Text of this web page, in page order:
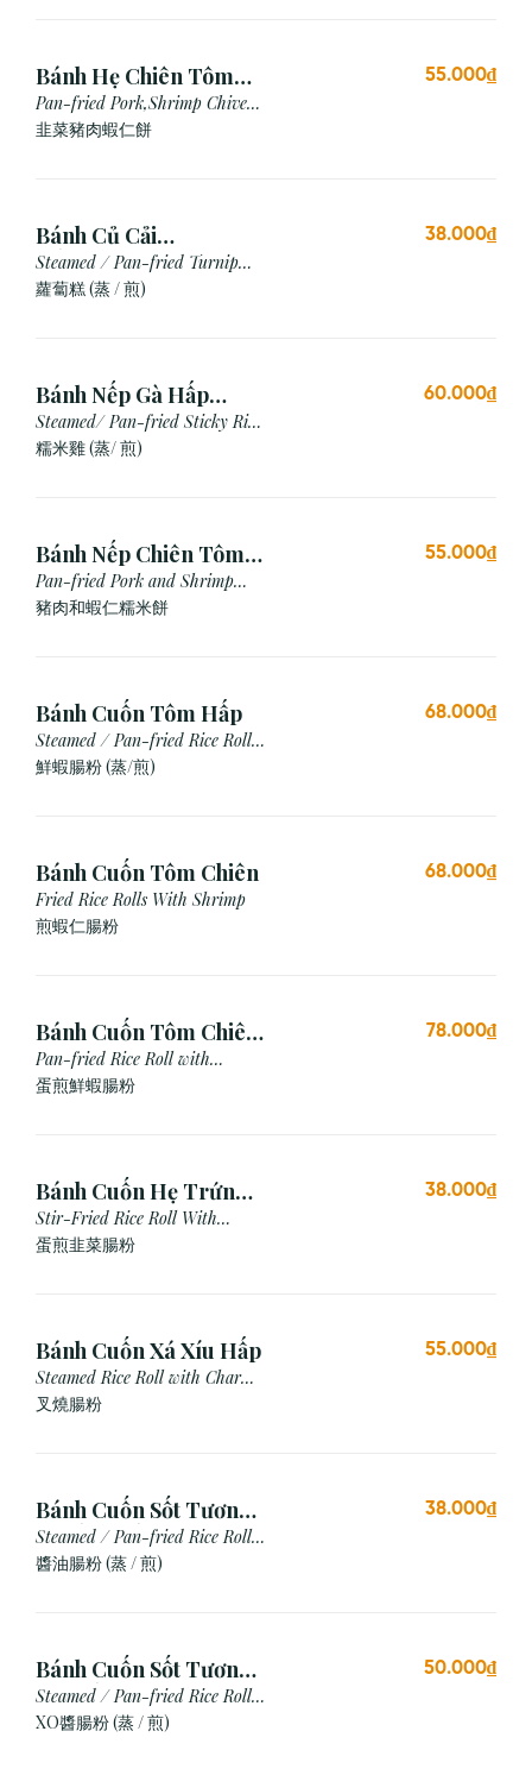
Bánh Hẹ Chiên Tôm
Thịt
Pan-fried Pork,Shrimp Chive
Cake
韭菜豬肉蝦仁餅
55.000₫
Bánh Củ Cải
Hấp/Chiên (3 viên)
Steamed / Pan-fried Turnip
Cake
蘿蔔糕 (蒸 / 煎)
38.000₫
Bánh Nếp Gà Hấp
/Chiên (2 cái)
Steamed/ Pan-fried Sticky Rice
Chicken
糯米雞 (蒸/ 煎)
60.000₫
Bánh Nếp Chiên Tôm
Thịt (3 Cái)
Pan-fried Pork and Shrimp
Glutinous Rice Cake
豬肉和蝦仁糯米餅
55.000₫
Bánh Cuốn Tôm Hấp
Steamed / Pan-fried Rice Roll
with Shrimp
鮮蝦腸粉 (蒸/煎)
68.000₫
Bánh Cuốn Tôm Chiên
Fried Rice Rolls With Shrimp
煎蝦仁腸粉
68.000₫
Bánh Cuốn Tôm Chiên
Trứng
Pan-fried Rice Roll with
Shrimp & Egg
蛋煎鮮蝦腸粉
78.000₫
Bánh Cuốn Hẹ Trứng
Xào
Stir-Fried Rice Roll With
Chives & Egg
蛋煎⾲菜腸粉
38.000₫
Bánh Cuốn Xá Xíu Hấp
Steamed Rice Roll with Char
Siu
叉燒腸粉
55.000₫
Bánh Cuốn Sốt Tương
Xì Dầu (Hấp/Chiên)
Steamed / Pan-fried Rice Roll
with Soy Sauce
醬油腸粉 (蒸 / 煎)
38.000₫
Bánh Cuốn Sốt Tương
Xo (Hấp/Chiên)
Steamed / Pan-fried Rice Roll
with XO Sauce
XO醬腸粉 (蒸 / 煎)
50.000₫